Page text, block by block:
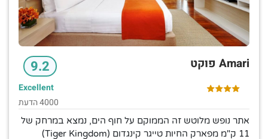
Amari פוקט 9.2
Excellent
4000 הדעת
אתר נופש מלוטש זה הממוקם על חוף הים, נמצא במרחק של
11 ק"מ מפארק החיות טייגר קינגדום (Tiger Kingdom)